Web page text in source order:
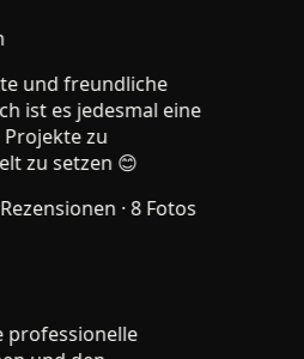
und freundliche
ist es jedesmal eine
zu
zu setzen 😊
· 8 Fotos